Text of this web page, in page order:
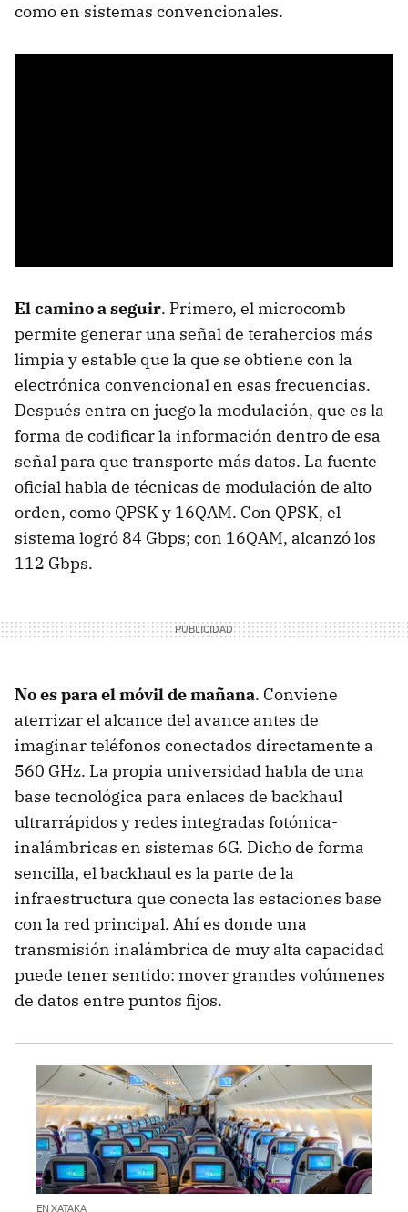
como en sistemas convencionales.
El camino a seguir. Primero, el microcomb
permite generar una señal de terahercios más
limpia y estable que la que se obtiene con la
electrónica convencional en esas frecuencias.
Después entra en juego la modulación, que es la
forma de codificar la información dentro de esa
señal para que transporte más datos. La fuente
oficial habla de técnicas de modulación de alto
orden, como QPSK y 16QAM. Con QPSK, el
sistema logró 84 Gbps; con 16QAM, alcanzó los
112 Gbps.
No es para el móvil de mañana. Conviene
aterrizar el alcance del avance antes de
imaginar teléfonos conectados directamente a
560 GHz. La propia universidad habla de una
base tecnológica para enlaces de backhaul
ultrarrápidos y redes integradas fotónica-
inalámbricas en sistemas 6G. Dicho de forma
sencilla, el backhaul es la parte de la
infraestructura que conecta las estaciones base
con la red principal. Ahí es donde una
transmisión inalámbrica de muy alta capacidad
puede tener sentido: mover grandes volúmenes
de datos entre puntos fijos.
EN XATAKA